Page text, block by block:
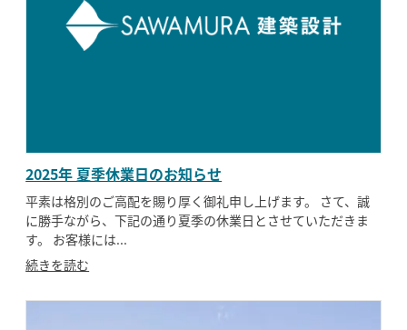
2025年 夏季休業日のお知らせ
平素は格別のご高配を賜り厚く御礼申し上げます。 さて、誠
に勝手ながら、下記の通り夏季の休業日とさせていただきま
す。 お客様には...
続きを読む